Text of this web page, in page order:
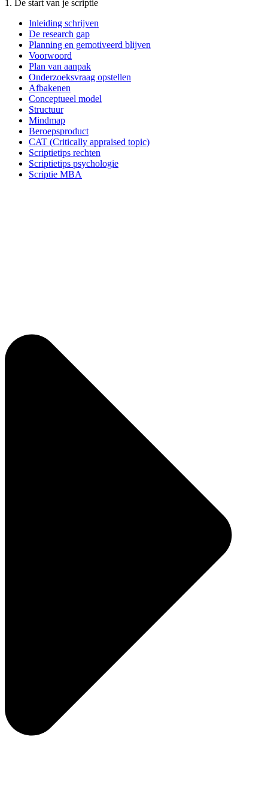
1. De start van je scriptie
Inleiding schrijven
De research gap
Planning en gemotiveerd blijven
Voorwoord
Plan van aanpak
Onderzoeksvraag opstellen
Afbakenen
Conceptueel model
Structuur
Mindmap
Beroepsproduct
CAT (Critically appraised topic)
Scriptietips rechten
Scriptietips psychologie
Scriptie MBA